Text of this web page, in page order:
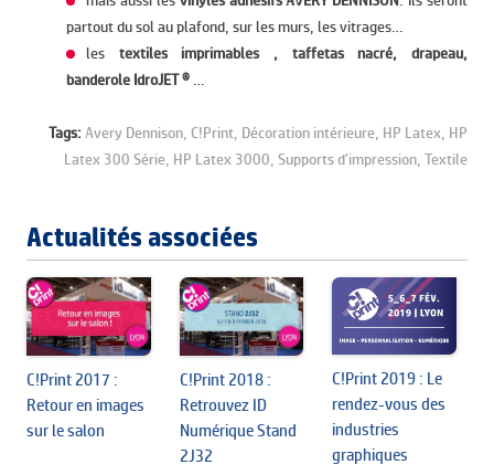
partout du sol au plafond, sur les murs, les vitrages…
les textiles imprimables , taffetas nacré, drapeau,
banderole IdroJET ® …
Tags:Avery Dennison, C!Print, Décoration intérieure, HP Latex, HP
Latex 300 Série, HP Latex 3000, Supports d'impression, Textile
Actualités associées
C!Print 2017 :
Retour en images
sur le salon
C!Print 2018 :
Retrouvez ID
Numérique Stand
2J32
C!Print 2019 : Le
rendez-vous des
industries
graphiques